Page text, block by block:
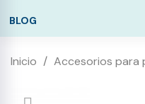
BLOG
Inicio Accesorios para